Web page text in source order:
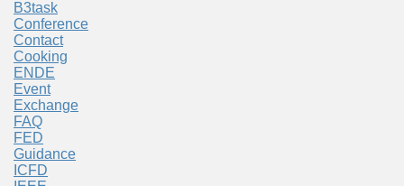
B3task
Conference
Contact
Cooking
ENDE
Event
Exchange
FAQ
FED
Guidance
ICFD